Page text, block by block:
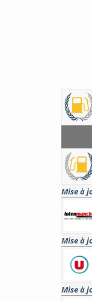
Mise à
Mise à
Mise à